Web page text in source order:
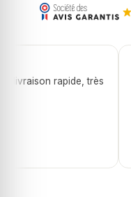
livraison rapide, très